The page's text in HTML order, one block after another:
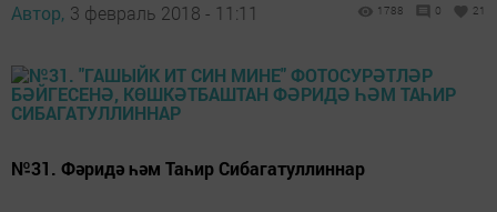
Автор, 3 февраль 2018 - 11:11 1788 0 21
№31. Фәридә һәм Таһир Сибагатуллиннар